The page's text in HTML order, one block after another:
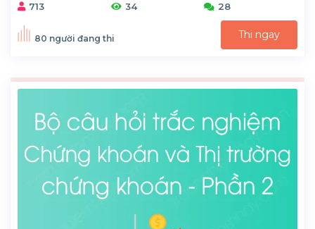
713 34 28
80 người đang thi Thi ngay